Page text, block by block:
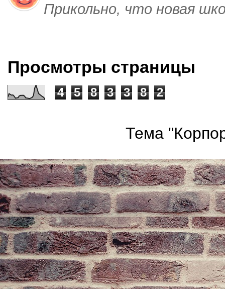
Прикольно, что новая
Просмотры страницы
4 5 8 3 3 8 2
Тема